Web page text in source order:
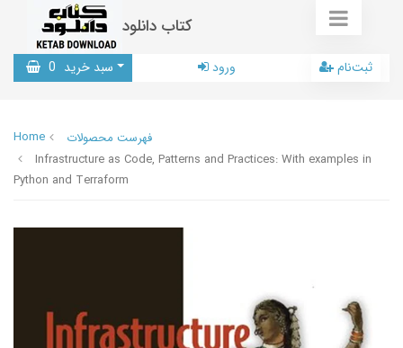
کتاب دانلود
سبد خرید 0 ورود ثبت‌نام
Home
فهرست محصولات
Infrastructure as Code, Patterns and Practices: With examples in
Python and Terraform